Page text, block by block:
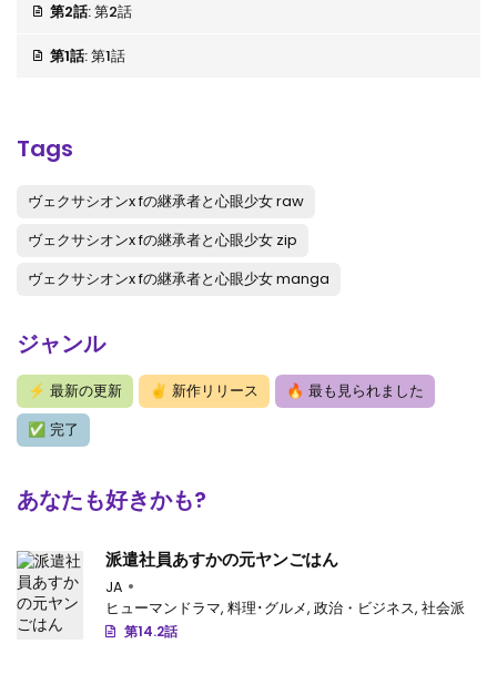
第2話: 第2話
第1話: 第1話
Tags
ヴェクサシオンx fの継承者と心眼少女 raw
ヴェクサシオンx fの継承者と心眼少女 zip
ヴェクサシオンx fの継承者と心眼少女 manga
ジャンル
⚡ 最新の更新 ✌ 新作リリース 🔥 最も見られました
✅ 完了
あなたも好きかも?
派遣社員あすかの元ヤンごはん
JA
ヒューマンドラマ, 料理･グルメ, 政治・ビジネス, 社会派
第14.2話